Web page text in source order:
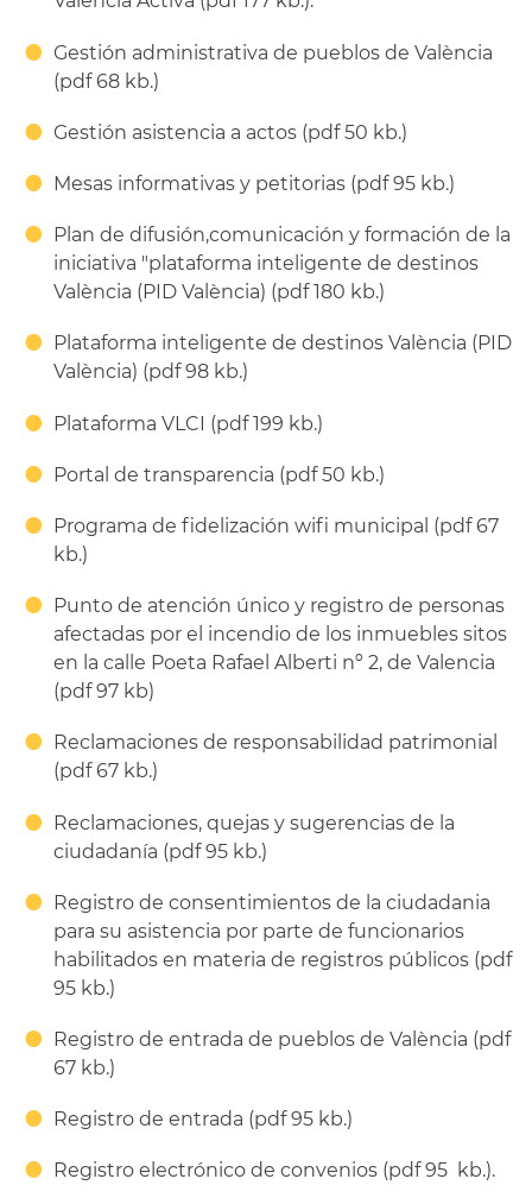
Gestión administrativa de pueblos de València
(pdf 68 kb.)
Gestión asistencia a actos (pdf 50 kb.)
Mesas informativas y petitorias (pdf 95 kb.)
Plan de difusión,comunicación y formación de la
iniciativa "plataforma inteligente de destinos
València (PID València) (pdf 180 kb.)
Plataforma inteligente de destinos València (PID
València) (pdf 98 kb.)
Plataforma VLCI (pdf 199 kb.)
Portal de transparencia (pdf 50 kb.)
Programa de fidelización wifi municipal (pdf 67
kb.)
Punto de atención único y registro de personas
afectadas por el incendio de los inmuebles sitos
en la calle Poeta Rafael Alberti nº 2, de Valencia
(pdf 97 kb)
Reclamaciones de responsabilidad patrimonial
(pdf 67 kb.)
Reclamaciones, quejas y sugerencias de la
ciudadanía (pdf 95 kb.)
Registro de consentimientos de la ciudadania
para su asistencia por parte de funcionarios
habilitados en materia de registros públicos (pdf
95 kb.)
Registro de entrada de pueblos de València (pdf
67 kb.)
Registro de entrada (pdf 95 kb.)
Registro electrónico de convenios (pdf 95 kb.).